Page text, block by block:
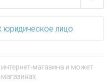
юридическое лицо
интернет-магазина и может